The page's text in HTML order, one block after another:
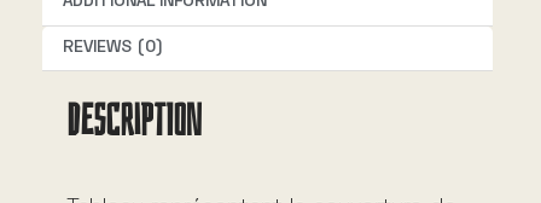
iREVIEWS (0)
DESCRIPTION